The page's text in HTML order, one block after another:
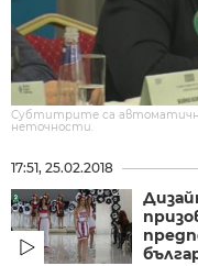
Субтитрите са
неточности.
17:51, 25.02.2018